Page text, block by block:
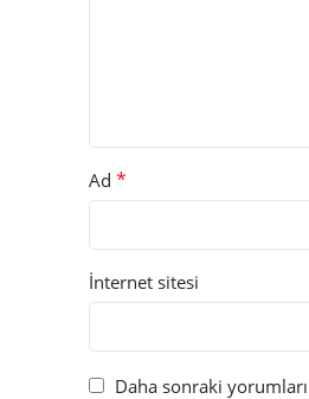
Ad *
İnternet sitesi
Daha sonraki